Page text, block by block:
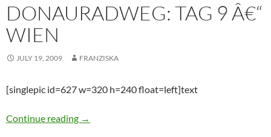
DONAURADWEG: TAG 9 Â€“
WIEN
JULY 19, 2009 FRANZISKA
[singlepic id=627 w=320 h=240 float=left]text
Continue reading Donauradweg: Tag 9 â€“ Wien
→